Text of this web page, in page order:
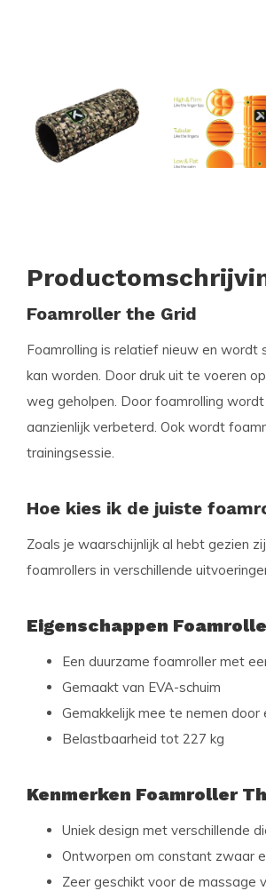
Foamroller the Grid
Foamrolling is relatief nieuw en
kan worden. Door druk uit te voeren
weg geholpen. Door foamrolling
aanzienlijk verbeterd. Ook wordt
trainingsessie.
Hoe kies ik de juiste
Zoals je waarschijnlijk al hebt gezien
foamrollers in verschillende
Eigenschappen
Een duurzame foamroller met
Gemaakt van EVA-schuim
Gemakkelijk mee te nemen
Belastbaarheid tot 227 kg
Kenmerken Foamroller
Uniek design met verschillende
Ontworpen om constant zwaar
Zeer geschikt voor de massage